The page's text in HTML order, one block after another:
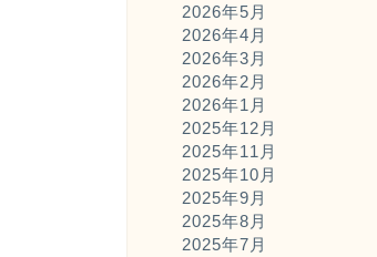
2026年5月
2026年4月
2026年3月
2026年2月
2026年1月
2025年12月
2025年11月
2025年10月
2025年9月
2025年8月
2025年7月